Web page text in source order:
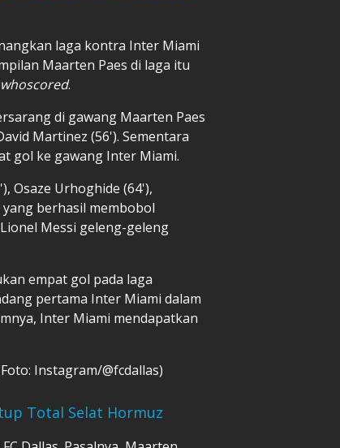
laga kontra Inter Miami
Maarten Paes di laga itu
whoscored.
di gawang Maarten Paes
Martinez (56'). Sementara
gol ke gawang Inter Miami.
Osaze Urhoghide (64'),
yang berhasil membobol
Messi geleng-geleng
empat gol pada laga
pertama Inter Miami dalam
Inter Miami mendapatkan
Instagram/@fcdallas)
Total Selat Hormuz